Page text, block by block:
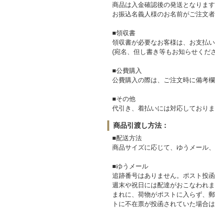
商品は入金確認後の発送となります
お振込名義人様のお名前がご注文
■領収書
領収書が必要なお客様は、お支払
(宛名、但し書き等もお知らせくだ
■公費購入
公費購入の際は、ご注文時に備考
■その他
代引き、着払いには対応しておりま
商品引渡し方法：
■配送方法
商品サイズに応じて、ゆうメール
■ゆうメール
追跡番号はありません。ポスト投函
週末や祝日には配達がおこなわれま
まれに、荷物がポストに入らず、
トに不在票が投函されていた場合